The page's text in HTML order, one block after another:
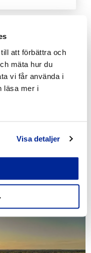
att förbättra och
mäta hur du
vi får använda i
läsa mer i
Visa detaljer